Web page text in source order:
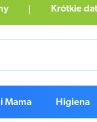
Krótkie
Mama Higiena